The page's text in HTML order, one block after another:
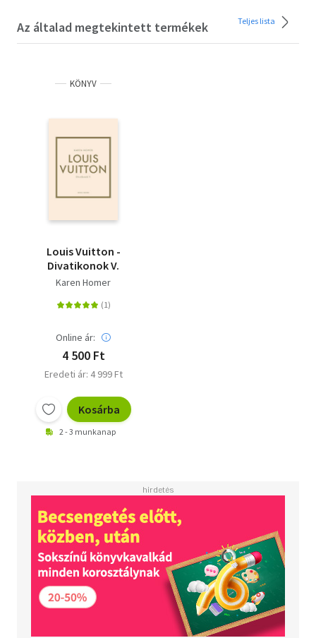
Az általad megtekintett termékek Teljes lista
KÖNYV
Louis Vuitton -
Divatikonok V.
Karen Homer
Online ár:
4 500 Ft
Eredeti ár: 4 999 Ft
Kosárba
2 - 3 munkanap